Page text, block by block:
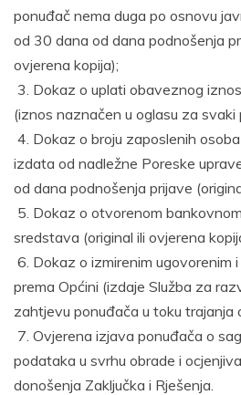
ponuđač nema duga po osnovu
od 30 dana od dana podnošenja
ovjerena kopija);
3. Dokaz o uplati obaveznog
(iznos naznačen u oglasu za svaki
4. Dokaz o broju zaposlenih
izdata od nadležne Poreske
od dana podnošenja prijave
5. Dokaz o otvorenom
sredstava (original ili ovjerena
6. Dokaz o izmirenim ugovorenim
prema Općini (izdaje Služba za
zahtjevu ponuđača u toku trajanja
7. Ovjerena izjava ponuđača o
podataka u svrhu obrade i
donošenja Zaključka i Rješenja.